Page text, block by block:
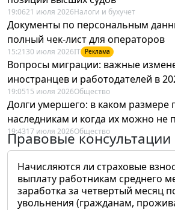
19:0621 июля 2026Налоги и бухучет
Документы по персональным
полный чек-лист для операторов
15:21 30 июля 2026IT Реклама
Вопросы миграции: важные
иностранцев и работодателей в
19:0515 июля 2026Общество
Долги умершего: в каком размере
наследникам и когда их можно не
19:4317 июля 2026Общество
Правовые консультации
Начисляются ли страховые
выплату работникам среднего
заработка за четвертый месяц
увольнения (гражданам,